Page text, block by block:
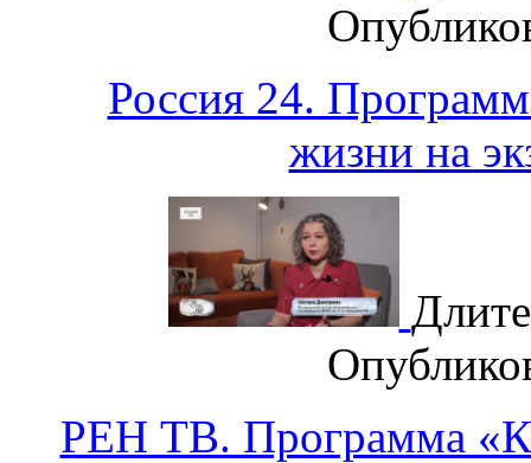
Россия 24.
жизни на
РЕН ТВ. Программа